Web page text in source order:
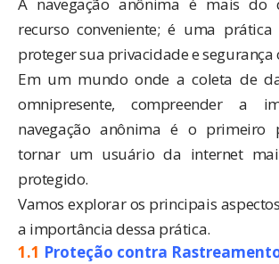
A navegação anônima é mais do
recurso conveniente; é uma prática
proteger sua privacidade e segurança
Em um mundo onde a coleta de
omnipresente, compreender a
navegação anônima é o primeiro
tornar um usuário da internet
protegido.
Vamos explorar os principais
a importância dessa prática.
1.1 Proteção contra